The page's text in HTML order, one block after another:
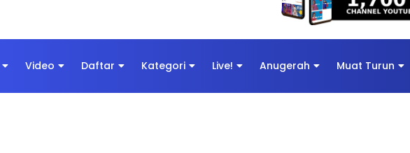
Video Daftar Kategori Live! Anugerah Muat Turun